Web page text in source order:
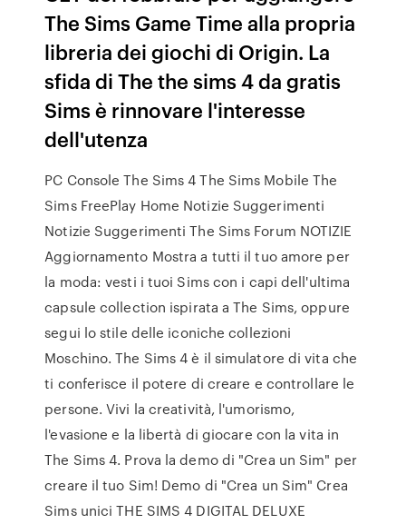
The Sims Game Time alla propria
libreria dei giochi di Origin. La
sfida di The the sims 4 da gratis
Sims è rinnovare l'interesse
dell'utenza
PC Console The Sims 4 The Sims Mobile The
Sims FreePlay Home Notizie Suggerimenti
Notizie Suggerimenti The Sims Forum NOTIZIE
Aggiornamento Mostra a tutti il tuo amore per
la moda: vesti i tuoi Sims con i capi dell'ultima
capsule collection ispirata a The Sims, oppure
segui lo stile delle iconiche collezioni
Moschino. The Sims 4 è il simulatore di vita che
ti conferisce il potere di creare e controllare le
persone. Vivi la creatività, l'umorismo,
l'evasione e la libertà di giocare con la vita in
The Sims 4. Prova la demo di "Crea un Sim" per
creare il tuo Sim! Demo di "Crea un Sim" Crea
Sims unici THE SIMS 4 DIGITAL DELUXE